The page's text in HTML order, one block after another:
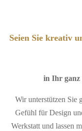
Seien Sie kreativ
in Ihr ganz
Wir unterstützen Sie
Gefühl für Design
Werkstatt und lassen